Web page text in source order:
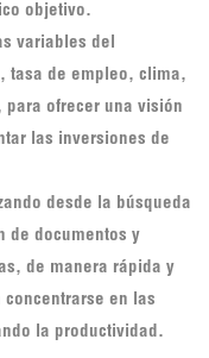
objetivo.
variables del
tasa de empleo, clima,
ofrecer una visión
las inversiones de
desde la búsqueda
de documentos y
de manera rápida y
en las
la productividad.